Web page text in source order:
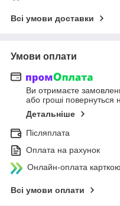
Всі умови доставки
Умови оплати
Ви отримаєте
або гроші повернуться
Детальніше
Післяплата
Оплата на рахунок
Онлайн-оплата
Всі умови оплати